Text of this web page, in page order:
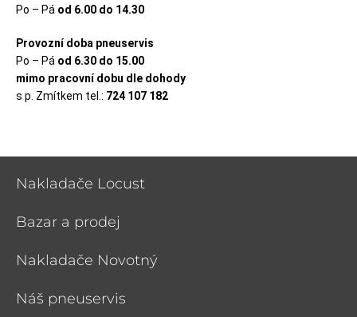
Po – Pá od 6.00 do 14.30
Provozní doba pneuservis
Po – Pá od 6.30 do 15.00
mimo pracovní dobu dle dohody
s p. Zmítkem tel.: 724 107 182
Nakladače Locust
Bazar a prodej
Nakladače Novotný
Náš pneuservis